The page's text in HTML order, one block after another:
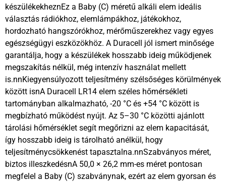
készülékekheznEz a Baby (C) méretű alkáli elem ideális
választás rádiókhoz, elemlámpákhoz, játékokhoz,
hordozható hangszórókhoz, mérőműszerekhez vagy egyes
egészségügyi eszközökhöz. A Duracell jól ismert minősége
garantálja, hogy a készülékek hosszabb ideig működjenek
megszakítás nélkül, még intenzív használat mellett
is.nnKiegyensúlyozott teljesítmény szélsőséges körülmények
között isnA Duracell LR14 elem széles hőmérsékleti
tartományban alkalmazható, -20 °C és +54 °C között is
megbízható működést nyújt. Az 5–30 °C közötti ajánlott
tárolási hőmérséklet segít megőrizni az elem kapacitását,
így hosszabb ideig is tárolható anélkül, hogy
teljesítménycsökkenést tapasztalna.nnSzabványos méret,
biztos illeszkedésnA 50,0 × 26,2 mm-es méret pontosan
megfelel a Baby (C) szabványnak, ezért az elem gyorsan és